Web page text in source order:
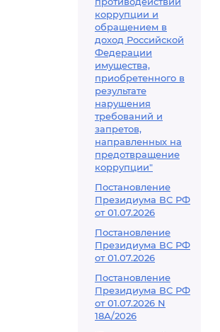
коррупции и
обращением в
доход Российской
Федерации
имущества,
приобретенного в
результате
нарушения
требований и
запретов,
направленных на
предотвращение
коррупции"
Постановление
Президиума ВС РФ
от 01.07.2026
Постановление
Президиума ВС РФ
от 01.07.2026
Постановление
Президиума ВС РФ
от 01.07.2026 N
18А/2026